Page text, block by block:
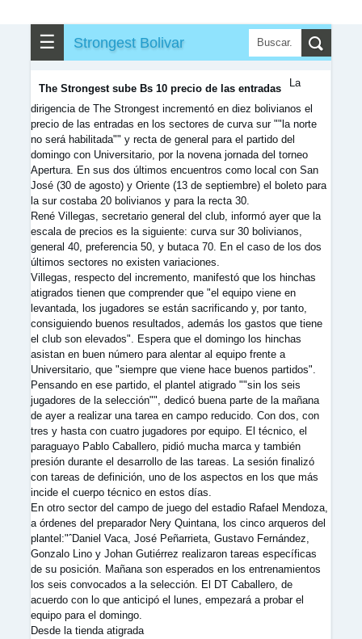
☰ Strongest Bolivar
The Strongest sube Bs 10 precio de las entradas La
dirigencia de The Strongest incrementó en diez bolivianos el
precio de las entradas en los sectores de curva sur ""la norte
no será habilitada"" y recta de general para el partido del
domingo con Universitario, por la novena jornada del torneo
Apertura. En sus dos últimos encuentros como local con San
José (30 de agosto) y Oriente (13 de septiembre) el boleto para
la sur costaba 20 bolivianos y para la recta 30.
René Villegas, secretario general del club, informó ayer que la
escala de precios es la siguiente: curva sur 30 bolivianos,
general 40, preferencia 50, y butaca 70. En el caso de los dos
últimos sectores no existen variaciones.
Villegas, respecto del incremento, manifestó que los hinchas
atigrados tienen que comprender que "el equipo viene en
levantada, los jugadores se están sacrificando y, por tanto,
consiguiendo buenos resultados, además los gastos que tiene
el club son elevados". Espera que el domingo los hinchas
asistan en buen número para alentar al equipo frente a
Universitario, que "siempre que viene hace buenos partidos".
Pensando en ese partido, el plantel atigrado ""sin los seis
jugadores de la selección"", dedicó buena parte de la mañana
de ayer a realizar una tarea en campo reducido. Con dos, con
tres y hasta con cuatro jugadores por equipo. El técnico, el
paraguayo Pablo Caballero, pidió mucha marca y también
presión durante el desarrollo de las tareas. La sesión finalizó
con tareas de definición, uno de los aspectos en los que más
incide el cuerpo técnico en estos días.
En otro sector del campo de juego del estadio Rafael Mendoza,
a órdenes del preparador Nery Quintana, los cinco arqueros del
plantel:"ˆDaniel Vaca, José Peñarrieta, Gustavo Fernández,
Gonzalo Lino y Johan Gutiérrez realizaron tareas específicas
de su posición. Mañana son esperados en los entrenamientos
los seis convocados a la selección. El DT Caballero, de
acuerdo con lo que anticipó el lunes, empezará a probar el
equipo para el domingo.
Desde la tienda atigrada